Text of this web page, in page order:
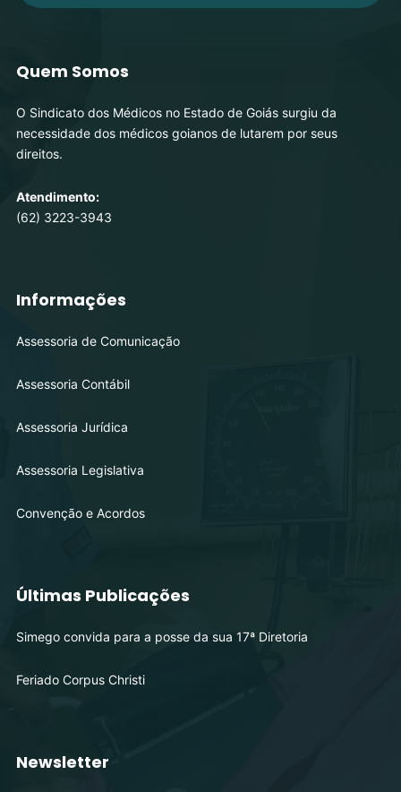
Quem Somos
O Sindicato dos Médicos no Estado de Goiás surgiu da
necessidade dos médicos goianos de lutarem por seus
direitos.
Atendimento:
(62) 3223-3943
Informações
Assessoria de Comunicação
Assessoria Contábil
Assessoria Jurídica
Assessoria Legislativa
Convenção e Acordos
Últimas Publicações
Simego convida para a posse da sua 17ª Diretoria
Feriado Corpus Christi
Newsletter